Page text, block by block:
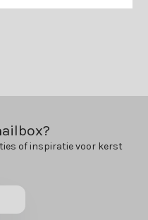
of inspiratie voor kerst